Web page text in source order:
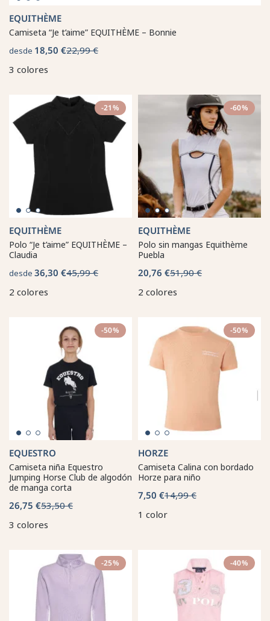
EQUITHÈME
Camiseta “Je t’aime” EQUITHÈME – Bonnie
desde 18,50 €22,99 €
3 colores
-21%
EQUITHÈME
Polo “Je t’aime” EQUITHÈME –
Claudia
desde 36,30 €45,99 €
2 colores
-60%
EQUITHÈME
Polo sin mangas Equithème
Puebla
20,76 €51,90 €
2 colores
-50%
EQUESTRO
Camiseta niña Equestro
Jumping Horse Club de algodón
de manga corta
26,75 €53,50 €
3 colores
-50%
HORZE
Camiseta Calina con bordado
Horze para niño
7,50 €14,99 €
1 color
-25% -40%